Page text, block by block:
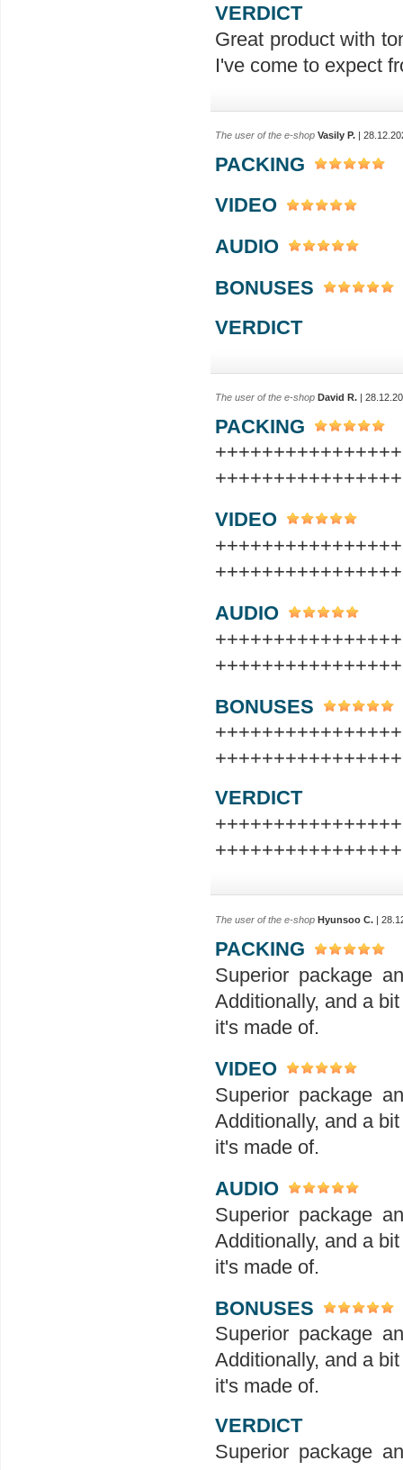
VERDICT
Great product with
I've come to expect
The user of the e-shop Vasily P. |
PACKING
VIDEO
AUDIO
BONUSES
VERDICT
The user of the e-shop David R. |
PACKING
VIDEO
AUDIO
BONUSES
VERDICT
The user of the e-shop Hyunsoo C. |
PACKING
Superior package
Additionally, and a
it's made of.
VIDEO
Superior package
Additionally, and a
it's made of.
AUDIO
Superior package
Additionally, and a
it's made of.
BONUSES
Superior package
Additionally, and a
it's made of.
VERDICT
Superior package